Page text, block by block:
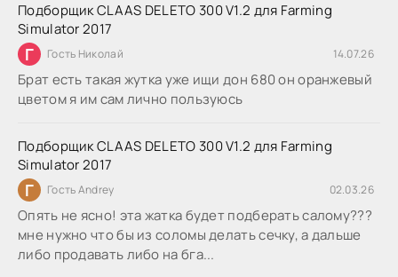
Подборщик CLAAS DELETO 300 V1.2 для Farming
Simulator 2017
Г Гость Николай 14.07.26
Брат есть такая жутка уже ищи дон 680 он оранжевый
цветом я им сам лично пользуюсь
Подборщик CLAAS DELETO 300 V1.2 для Farming
Simulator 2017
Г Гость Andrey 02.03.26
Опять не ясно! эта жатка будет подберать салому???
мне нужно что бы из соломы делать сечку, а дальше
либо продавать либо на бга...